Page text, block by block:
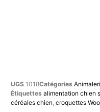
UGS 1018Catégories
Étiquettes alimentation chien
céréales chien croquettes